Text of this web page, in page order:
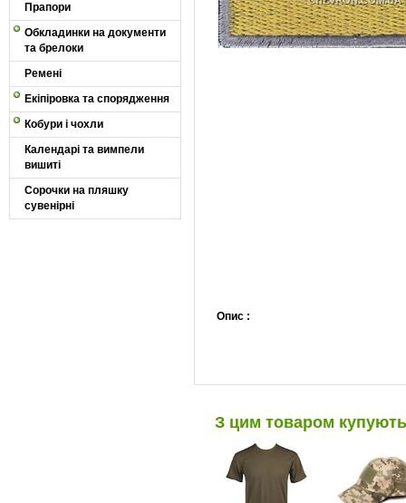
Прапори
Обкладинки на документи
та брелоки
Ремені
Екіпіровка та спорядження
Кобури і чохли
Календарі та вимпели
вишиті
Сорочки на пляшку
сувенірні
Опис :
З цим товаром купують